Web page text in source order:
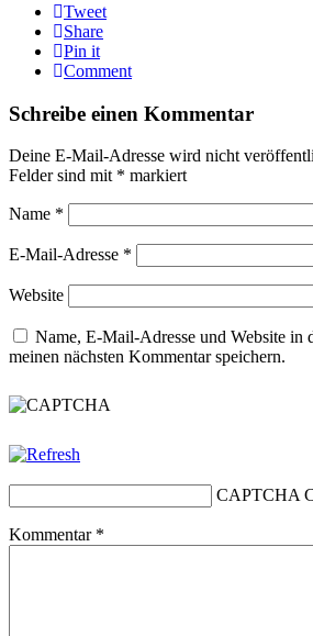
Tweet
Share
Pin it
Comment
Schreibe einen Kommentar
Deine E-Mail-Adresse wird nicht
Felder sind mit * markiert
Name *
E-Mail-Adresse *
Website
Name, E-Mail-Adresse und Website in
meinen nächsten Kommentar speichern.
CAPTCHA
Kommentar *